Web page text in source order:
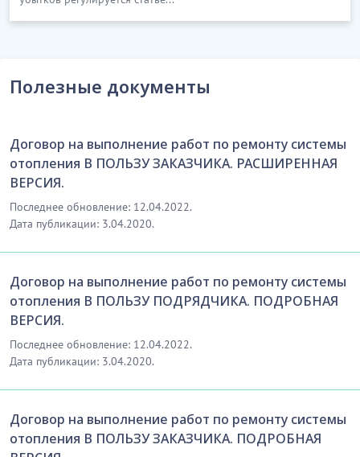
Полезные документы
Договор на выполнение работ по ремонту системы
отопления В ПОЛЬЗУ ЗАКАЗЧИКА. РАСШИРЕННАЯ
ВЕРСИЯ.
Последнее обновление: 12.04.2022.
Дата публикации: 3.04.2020.
Договор на выполнение работ по ремонту системы
отопления В ПОЛЬЗУ ПОДРЯДЧИКА. ПОДРОБНАЯ
ВЕРСИЯ.
Последнее обновление: 12.04.2022.
Дата публикации: 3.04.2020.
Договор на выполнение работ по ремонту системы
отопления В ПОЛЬЗУ ЗАКАЗЧИКА. ПОДРОБНАЯ